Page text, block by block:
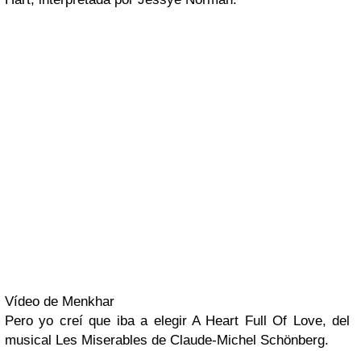
Vídeo de Menkhar
Pero yo creí que iba a elegir A Heart Full Of Love, del
musical Les Miserables de Claude-Michel Schönberg.